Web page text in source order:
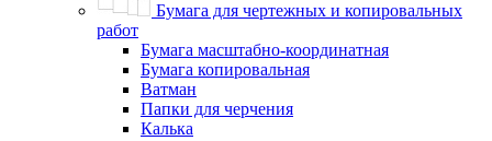
Бумага для чертежных и копировальных
работ
Бумага масштабно-координатная
Бумага копировальная
Ватман
Папки для черчения
Калька